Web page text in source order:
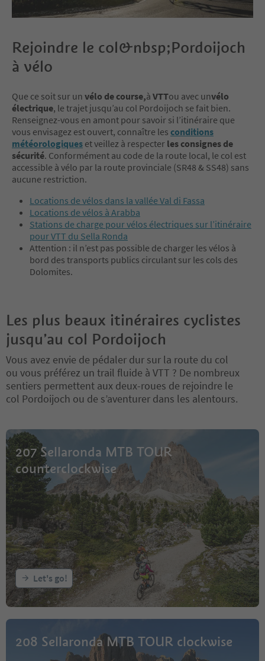
Rejoindre le col&nbsp;Pordoijoch
à vélo
Que ce soit sur un vélo de course,à VTTou avec unvélo
électrique, le trajet jusqu’au col Pordoijoch se fait bien.
Renseignez-vous en amont pour savoir si l’itinéraire que
vous envisagez est ouvert, connaître les conditions
météorologiques et veillez à respecter les consignes de
sécurité. Conformément au code de la route local, le col est
accessible à vélo par la route provinciale (SR48 & SS48) sans
aucune restriction.
Locations de vélos dans la vallée Val di Fassa
Locations de vélos à Arabba
Stations de charge pour vélos électriques sur l’itinéraire
pour VTT du Sella Ronda
Attention : il n’est pas possible de charger les vélos à
bord des transports publics circulant sur les cols des
Dolomites.
Les plus beaux itinéraires cyclistes
jusqu’au col Pordoijoch
Vous avez envie de pédaler dur sur la route du col
ou vous préférez un trail fluide à VTT ? De nombreux
sentiers permettent aux deux-roues de rejoindre le
col Pordoijoch ou de s’aventurer dans les alentours.
207 Sellaronda MTB TOUR
counterclockwise
Let's go!
208 Sellaronda MTB TOUR clockwise